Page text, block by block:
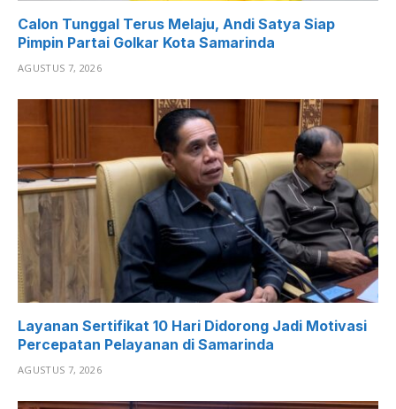
Calon Tunggal Terus Melaju, Andi Satya Siap
Pimpin Partai Golkar Kota Samarinda
AGUSTUS 7, 2026
Layanan Sertifikat 10 Hari Didorong Jadi Motivasi
Percepatan Pelayanan di Samarinda
AGUSTUS 7, 2026